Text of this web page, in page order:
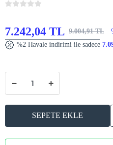
7.242,04 TL 9.004,91 TL
%2 Havale indirimi ile sadece
SEPETE EKLE